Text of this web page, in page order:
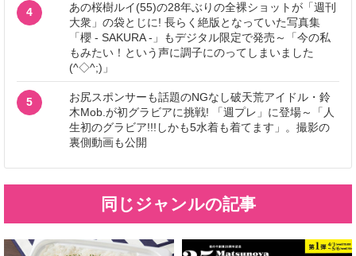
4
あの桜樹ルイ(55)の28年ぶりの全裸ショットが「週刊
大衆」の袋とじに! 長らく絶版となっていた写真集
「櫻 - SAKURA -」もデジタル限定で発売～「今の私
もみたい！という声に調子にのってしまいました
(^◇^;)」
5
お尻スポンサーも話題のNGなし破天荒アイドル・鈴
木Mob.が初グラビアに挑戦! 「週プレ」に登場～「人
生初のグラビア!!!しかも5水着も着てます」。撮影の
裏側動画も公開
同じジャンルの記事